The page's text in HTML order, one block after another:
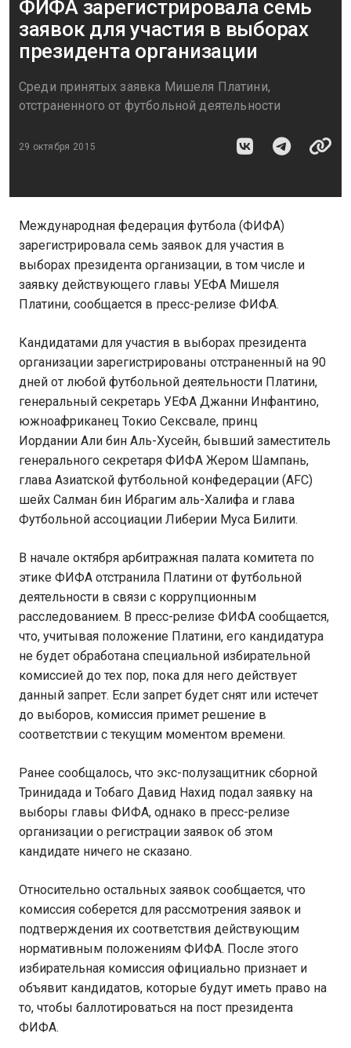
ФИФА зарегистрировала семь
заявок для участия в выборах
президента организации
Среди принятых заявка Мишеля Платини,
отстраненного от футбольной деятельности
29 октября 2015
Международная федерация футбола (ФИФА)
зарегистрировала семь заявок для участия в
выборах президента организации, в том числе и
заявку действующего главы УЕФА Мишеля
Платини, сообщается в пресс-релизе ФИФА.
Кандидатами для участия в выборах президента
организации зарегистрированы отстраненный на 90
дней от любой футбольной деятельности Платини,
генеральный секретарь УЕФА Джанни Инфантино,
южноафриканец Токио Сексвале, принц
Иордании Али бин Аль-Хусейн, бывший заместитель
генерального секретаря ФИФА Жером Шампань,
глава Азиатской футбольной конфедерации (AFC)
шейх Салман бин Ибрагим аль-Халифа и глава
Футбольной ассоциации Либерии Муса Билити.
В начале октября арбитражная палата комитета по
этике ФИФА отстранила Платини от футбольной
деятельности в связи с коррупционным
расследованием. В пресс-релизе ФИФА сообщается,
что, учитывая положение Платини, его кандидатура
не будет обработана специальной избирательной
комиссией до тех пор, пока для него действует
данный запрет. Если запрет будет снят или истечет
до выборов, комиссия примет решение в
соответствии с текущим моментом времени.
Ранее сообщалось, что экс-полузащитник сборной
Тринидада и Тобаго Давид Нахид подал заявку на
выборы главы ФИФА, однако в пресс-релизе
организации о регистрации заявок об этом
кандидате ничего не сказано.
Относительно остальных заявок сообщается, что
комиссия соберется для рассмотрения заявок и
подтверждения их соответствия действующим
нормативным положениям ФИФА. После этого
избирательная комиссия официально признает и
объявит кандидатов, которые будут иметь право на
то, чтобы баллотироваться на пост президента
ФИФА.